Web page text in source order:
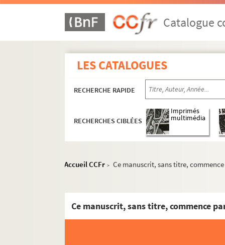
Catalogue
LES CATALOGUES
RECHERCHE RAPIDE
RECHERCHES CIBLÉES
Imprimés
multimédia
Accueil CCFr > Ce manuscrit, sans titre,